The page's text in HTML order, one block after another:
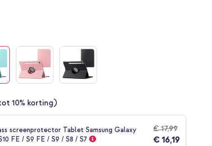
10% korting)
screenprotector Tablet Samsung Galaxy
FE / S9 FE / S9 / S8 / S7
€ 17,99
€ 16,19